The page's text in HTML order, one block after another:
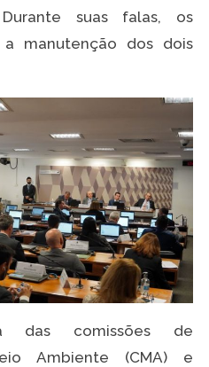
suas falas, os
manutenção dos dois
das comissões de
Ambiente (CMA) e